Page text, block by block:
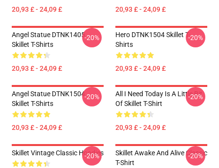
20,93 £ - 24,09 £ 20,93 £ - 24,09 £
Angel Statue DTNK1405
Skillet T-Shirts
20,93 £ - 24,09 £
-20%
Hero DTNK1504 Skillet T-
Shirts
20,93 £ - 24,09 £
-20%
Angel Statue DTNK1504
Skillet T-Shirts
20,93 £ - 24,09 £
-20%
All I Need Today Is A Little Bit
Of Skillet T-Shirt
20,93 £ - 24,09 £
-20%
Skillet Vintage Classic Hoodies
-20%
Skillet Awake And Alive Classic
T-Shirt
-20%